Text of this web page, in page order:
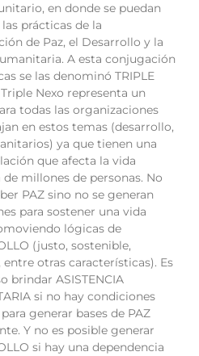
en donde se puedan
prácticas de la
de Paz, el Desarrollo y la
A esta conjugación
se las denominó TRIPLE
Triple Nexo representa un
todas las organizaciones
en estos temas (desarrollo,
ya que tienen una
que afecta la vida
millones de personas. No
PAZ sino no se generan
para sostener una vida
lógicas de
(justo, sostenible,
entre otras características). Es
brindar ASISTENCIA
si no hay condiciones
generar bases de PAZ
Y no es posible generar
si hay una dependencia